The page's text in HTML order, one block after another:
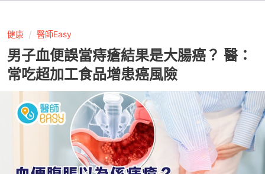
健康 醫師Easy
男子血便誤當痔瘡結果是大腸癌？ 醫：
常吃超加工食品增患癌風險